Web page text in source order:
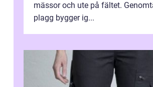
mässor och ute på fältet.
plagg bygger ig...